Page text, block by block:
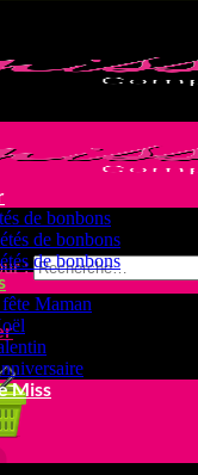
:
de bonbons
de bonbons
de bonbons
Maman
Miss